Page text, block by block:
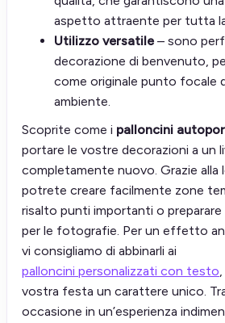
aspetto attraente per tutta
Utilizzo versatile – sono
decorazione di benvenuto,
come originale punto focale
ambiente.
Scoprite come i palloncini
portare le vostre decorazioni a un
completamente nuovo. Grazie alla
potrete creare facilmente zone
risalto punti importanti o
per le fotografie. Per un effetto
vi consigliamo di abbinarli ai
palloncini personalizzati con testo
vostra festa un carattere unico.
occasione in un’esperienza